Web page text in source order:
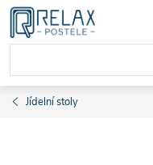
Přejít
obsah
Jídelní stoly